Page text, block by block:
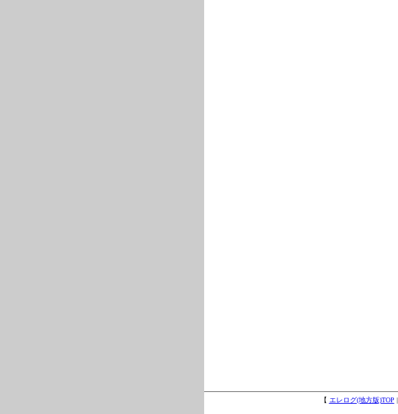
【 エレログ(地方版)TOP |